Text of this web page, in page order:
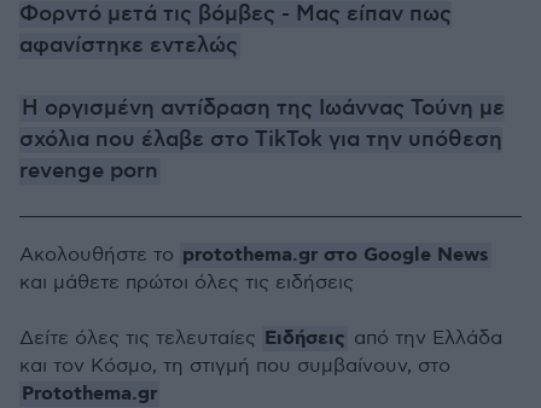
Φορντό μετά τις βόμβες - Μας είπαν πως
αφανίστηκε εντελώς
Η οργισμένη αντίδραση της Ιωάννας Τούνη με
σχόλια που έλαβε στο TikTok για την υπόθεση
revenge porn
Ακολουθήστε το protothema.gr στο Google News
και μάθετε πρώτοι όλες τις ειδήσεις
Δείτε όλες τις τελευταίες Ειδήσεις από την Ελλάδα
και τον Κόσμο, τη στιγμή που συμβαίνουν, στο
Protothema.gr